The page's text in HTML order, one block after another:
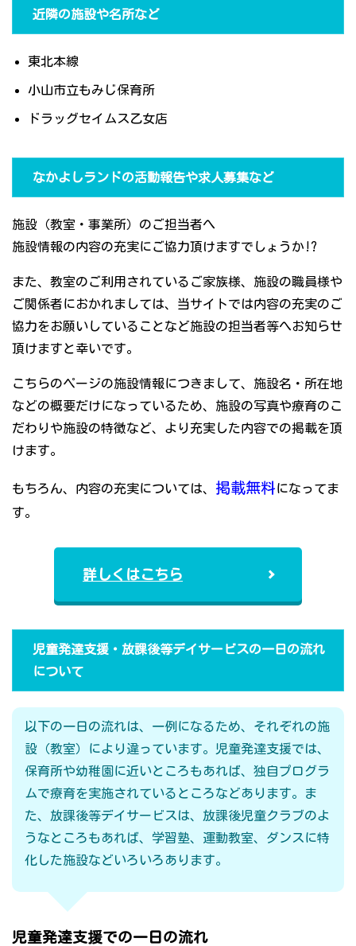
近隣の施設や名所など
東北本線
小山市立もみじ保育所
ドラッグセイムス乙女店
なかよしランドの活動報告や求人募集など
施設（教室・事業所）のご担当者へ
施設情報の内容の充実にご協力頂けますでしょうか!?
また、教室のご利用されているご家族様、施設の職員様や
ご関係者におかれましては、当サイトでは内容の充実のご
協力をお願いしていることなど施設の担当者等へお知らせ
頂けますと幸いです。
こちらのページの施設情報につきまして、施設名・所在地
などの概要だけになっているため、施設の写真や療育のこ
だわりや施設の特徴など、より充実した内容での掲載を頂
けます。
もちろん、内容の充実については、 掲載無料になってま
す。
詳しくはこちら
児童発達支援・放課後等デイサービスの一日の流れ
について
以下の一日の流れは、一例になるため、それぞれの施
設（教室）により違っています。児童発達支援では、
保育所や幼稚園に近いところもあれば、独自プログラ
ムで療育を実施されているところなどあります。ま
た、放課後等デイサービスは、放課後児童クラブのよ
うなところもあれば、学習塾、運動教室、ダンスに特
化した施設などいろいろあります。
児童発達支援での一日の流れ